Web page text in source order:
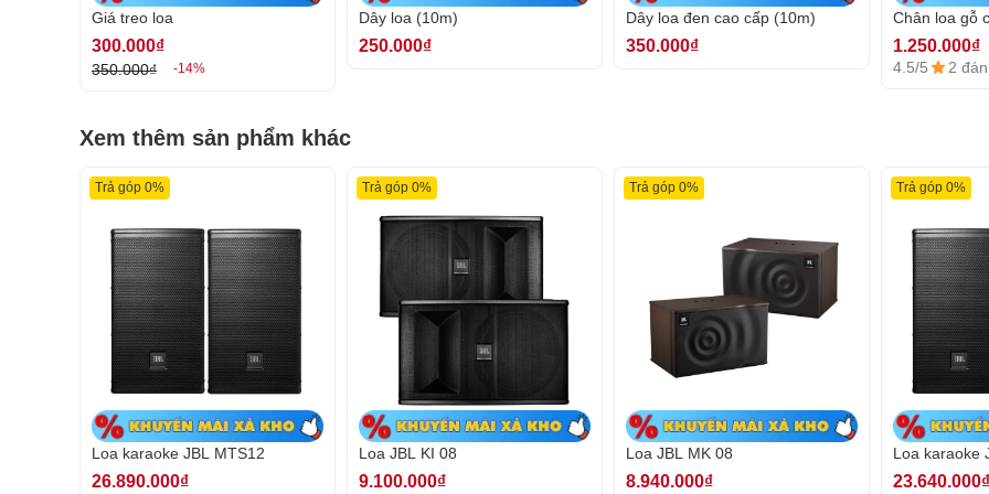
Loa karaoke JBL MTS12 dùng cho bộ dàn karaoke
Loa có công suất trung bình là 400W và có thể đạt cực đại tới 1600W nên được sử dụng nhiều trong
các dàn âm thanh chuyên nghiệp, dàn karaoke gia đình và phòng hát lớn. Với mức công suất lớn,
loa có thể dùng để chơi nhạc ở mức âm lớn mà không lo bị méo tiếng hay cháy loa. Bạn có thể cháy
hết mình cùng âm nhạc mà không cần lo lắng tới những sự cố hy hữu.
Giá treo loa
300.000₫
350.000₫ -14%
Dây loa (10m)
250.000₫
Dây loa đen cao cấp (10m)
350.000₫
Chân loa gỗ
1.250.000₫
4.5/5 2
Xem thêm sản phẩm khác
Loa karaoke JBL MTS12
Trả góp 0%
26.890.000₫
Loa JBL KI 08
Trả góp 0%
9.100.000₫
Loa JBL MK 08
Trả góp 0%
8.940.000₫
Loa karaoke
Trả góp 0%
23.640.000₫